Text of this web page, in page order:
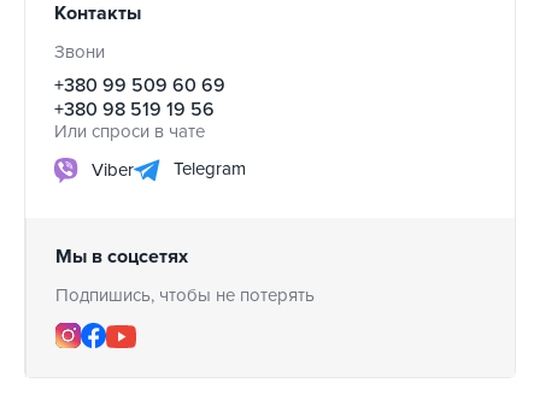
Контакты
Звони
+380 99 509 60 69
+380 98 519 19 56
Или спроси в чате
Viber
Telegram
Мы в соцсетях
Подпишись, чтобы не потерять